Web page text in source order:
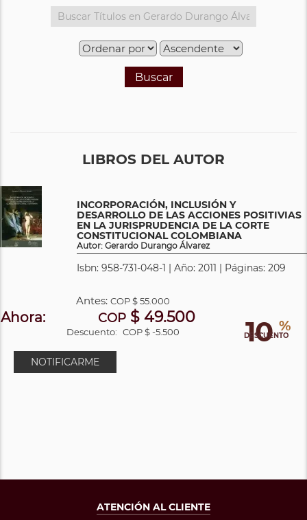
Buscar
LIBROS DEL AUTOR
INCORPORACIÓN, INCLUSIÓN Y
DESARROLLO DE LAS ACCIONES POSITIVIAS
EN LA JURISPRUDENCIA DE LA CORTE
CONSTITUCIONAL COLOMBIANA
Autor: Gerardo Durango Álvarez
Isbn: 958-731-048-1 | Año: 2011 | Páginas: 209
10 %
DESCUENTO
Antes: COP$ 55.000
Ahora: COP $ 49.500
Descuento: COP $ -5.500
NOTIFICARME
ATENCIÓN AL CLIENTE